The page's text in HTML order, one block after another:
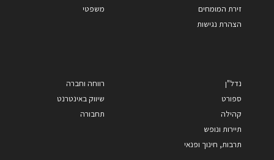
זירת המומחים
הצהרת נגישות
משפטי
נדל"ן
ספורט
קהילה
תיירות ונופש
תרבות, חינוך ופנאי
רווחה וחברה
שיווק באינטרנט
תחבורה